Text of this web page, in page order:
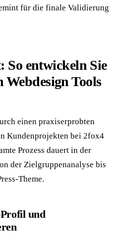
für die finale Validierung
entwickeln Sie
Tools
einen praxiserprobten
Kundenprojekten bei 2fox4
Prozess dauert in der
der Zielgruppenanalyse bis
Theme.
und